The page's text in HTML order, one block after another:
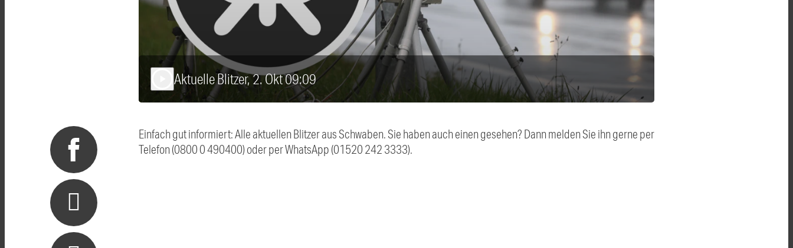
Aktuelle Blitzer, 2. Okt 09:09
Einfach gut informiert: Alle aktuellen Blitzer aus Schwaben. Sie haben auch einen gesehen? Dann melden Sie ihn gerne per
Telefon (0800 0 490400) oder per WhatsApp (01520 242 3333).